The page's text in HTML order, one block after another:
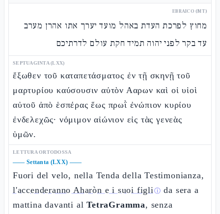
EBRAICO (MT)
מחוץ לפרכת העדת באהל מועד יערך אתו אהרן מערב
עד בקר לפני יהוה תמיד חקת עולם לדרתיכם
SEPTUAGINTA (LXX)
ἔξωθεν τοῦ καταπετάσματος ἐν τῇ σκηνῇ τοῦ
μαρτυρίου καύσουσιν αὐτὸν Ααρων καὶ οἱ υἱοὶ
αὐτοῦ ἀπὸ ἑσπέρας ἕως πρωῒ ἐνώπιον κυρίου
ἐνδελεχῶς· νόμιμον αἰώνιον εἰς τὰς γενεὰς
ὑμῶν.
LETTURA ORTODOSSA
—— Settanta (LXX) ——
Fuori del velo, nella Tenda della Testimonianza,
l'accenderanno Aharòn e i suoi figliⓘ da sera a
mattina davanti alTetraGramma, senza